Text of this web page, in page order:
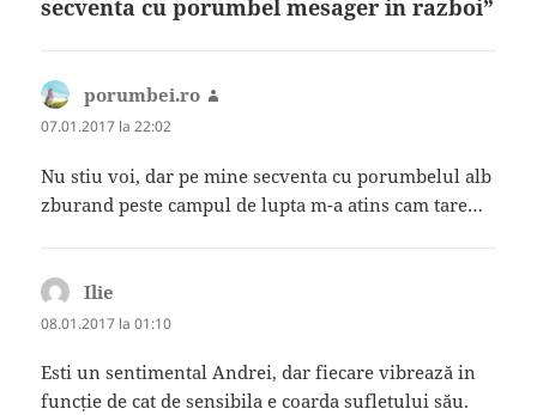
secventa cu porumbel mesager in razboi”
porumbei.ro
07.01.2017 la 22:02
Nu stiu voi, dar pe mine secventa cu porumbelul alb
zburand peste campul de lupta m-a atins cam tare…
Ilie
08.01.2017 la 01:10
Esti un sentimental Andrei, dar fiecare vibrează in
funcție de cat de sensibila e coarda sufletului său.